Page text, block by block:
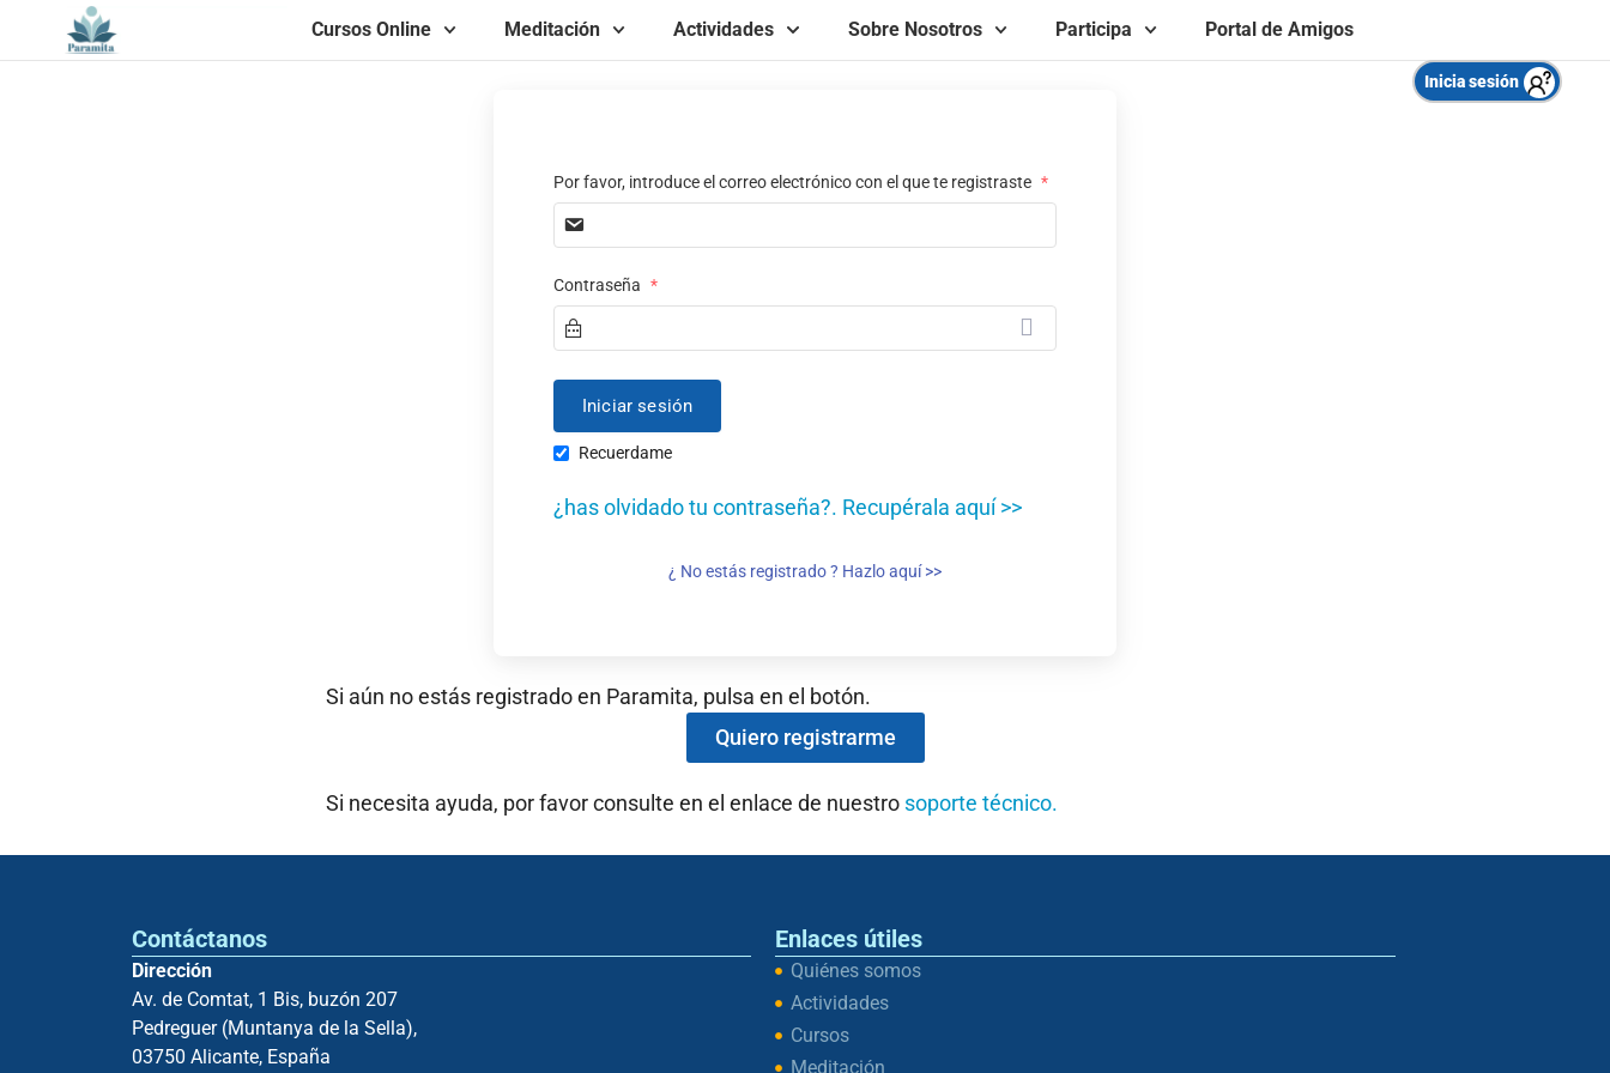
Inicia sesión
Cursos Online Meditación Actividades Sobre Nosotros Participa Portal de Amigos
Por favor, introduce el correo electrónico con el que te registraste *
Contraseña *
Recuerdame
¿has olvidado tu contraseña?. Recupérala aquí >>
¿ No estás registrado ? Hazlo aquí >>
Si aún no estás registrado en Paramita, pulsa en el botón.
Quiero registrarme
Si necesita ayuda, por favor consulte en el enlace de nuestro soporte técnico.
Contáctanos
Dirección
Av. de Comtat, 1 Bis, buzón 207
Pedreguer (Muntanya de la Sella),
03750 Alicante, España
Enlaces útiles
Quiénes somos
Actividades
Cursos
Meditación